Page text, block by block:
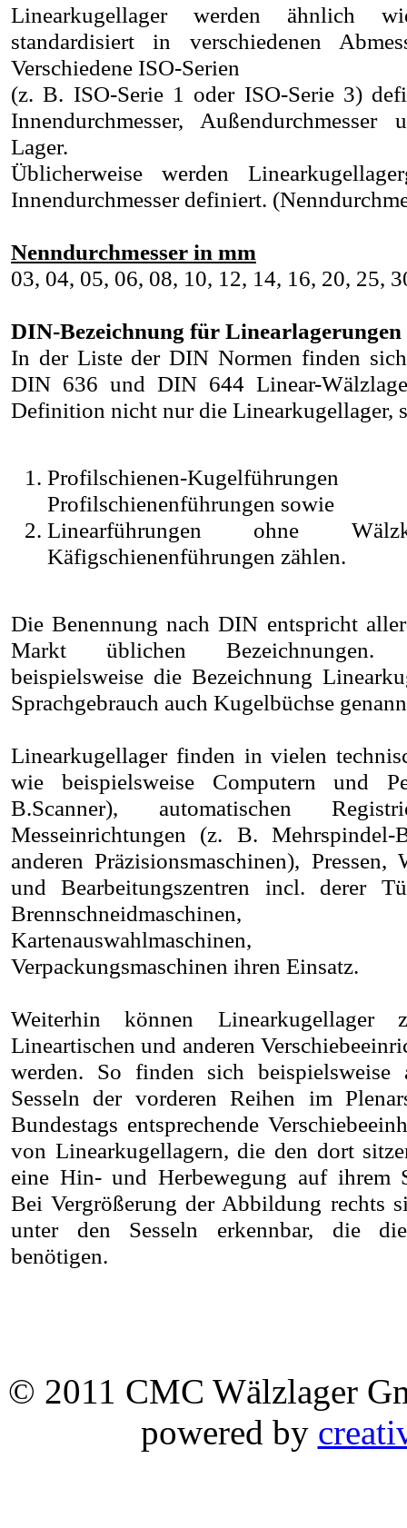
Linearkugellager werden ähnlich
standardisiert in verschiedenen
Verschiedene ISO-Serien
(z. B. ISO-Serie 1 oder ISO-Serie 3)
Innendurchmesser,
Lager.
Üblicherweise werden
Innendurchmesser definiert.
Nenndurchmesser in mm
03, 04, 05, 06, 08, 10, 12, 14, 16, 20, 25,
DIN-Bezeichnung für Linearlagerungen
In der Liste der DIN Normen finden
DIN 636 und DIN 644 Linear-
Definition nicht nur die Linearkugellager,
Profilschienen-
Profilschienenführungen sowie
Linearführungen ohne
Käfigschienenführungen zählen.
Die Benennung nach DIN entspricht
Markt üblichen
beispielsweise die Bezeichnung
Sprachgebrauch auch Kugelbüchse
Linearkugellager finden in vielen
wie beispielsweise Computern und
B.Scanner), automatischen
Messeinrichtungen (z. B. Mehrspindel-
anderen Präzisionsmaschinen), Pressen,
und Bearbeitungszentren incl. derer
Brennschneidmaschinen,
Kartenauswahlmaschinen,
Verpackungsmaschinen ihren Einsatz.
Weiterhin können
Lineartischen und anderen
werden. So finden sich
Sesseln der vorderen Reihen im
Bundestags entsprechende
von Linearkugellagern, die den dort
eine Hin- und Herbewegung auf ihrem
Bei Vergrößerung der Abbildung rechts
unter den Sesseln erkennbar, die
benötigen.
© 2011 CMC Wälzlager
powered by